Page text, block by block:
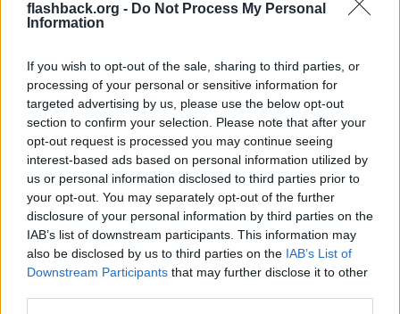
flashback.org - Do Not Process My Personal
Information
If you wish to opt-out of the sale, sharing to third parties, or
processing of your personal or sensitive information for
targeted advertising by us, please use the below opt-out
section to confirm your selection. Please note that after your
opt-out request is processed you may continue seeing
interest-based ads based on personal information utilized by
us or personal information disclosed to third parties prior to
your opt-out. You may separately opt-out of the further
disclosure of your personal information by third parties on the
IAB’s list of downstream participants. This information may
also be disclosed by us to third parties on the IAB’s List of
Downstream Participants that may further disclose it to other
Familjen Rausing ligger bakom Huskie projektet, och Dom har ju
även sponsrat Marcus Ericsson i en massa år så det är nog
Citera
2020-08-30, 13:01
tonymontana
Medlem
Inlägg: 133
Citat:
Ursprungligen postat avUmaad-SilenT
Familjen Rausing ligger bakom Huskie projektet, och Dom har
ju även sponsrat Marcus Ericsson i en massa år så det är nog
kopplingen till F1/Indycar. Så pengarna finns...
Intressant! Med den nya infon hittade jag den härhttps://www.ex
pressen.se/sport/motor/ericssons-koppling-till-svenska-miljardare
rna/artikeln. Varför så mycket hemlighetsmakeri?